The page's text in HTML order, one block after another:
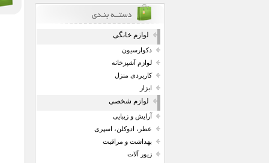
لوازم خانگی
دکوارسیون
لوازم آشپزخانه
کاربردی منزل
ابزار
لوازم شخصی
آرایش و زیبایی
عطر، ادوکلن، اسپری
بهداشت و مراقبت
زیور آلات